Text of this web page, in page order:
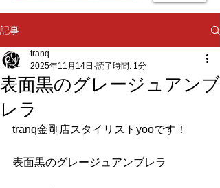
記事
表面黒のグレージュアンブ
レラ
tranq
2025年11月14日 読了時間: 1分
tranq金剛店スタイリストyooです！
表面黒のグレージュアンブレラ